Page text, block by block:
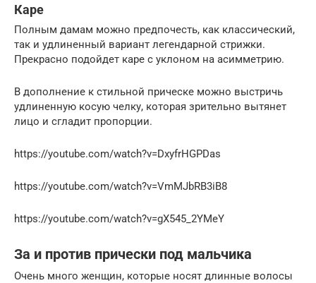
Каре
Полным дамам можно предпочесть, как классический,
так и удлиненный вариант легендарной стрижки.
Прекрасно подойдет каре с уклоном на асимметрию.
В дополнение к стильной прическе можно выстричь
удлиненную косую челку, которая зрительно вытянет
лицо и сгладит пропорции.
https://youtube.com/watch?v=DxyfrHGPDas
https://youtube.com/watch?v=VmMJbRB3iB8
https://youtube.com/watch?v=gX545_2YMeY
За и против прически под мальчика
Очень много женщин, которые носят длинные волосы